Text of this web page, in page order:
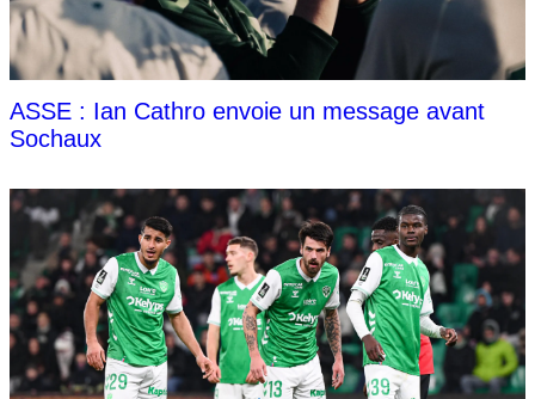
ASSE : Ian Cathro envoie un message avant
Sochaux